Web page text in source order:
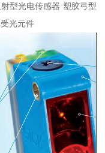
型光电传感器 塑胶弓型
光元件